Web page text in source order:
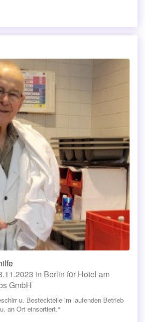
in Berlin für Hotel am
GmbH
u. Besteckteile im laufenden Betrieb
an Ort einsortiert.“